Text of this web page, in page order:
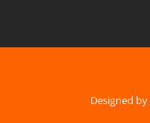
Designed by